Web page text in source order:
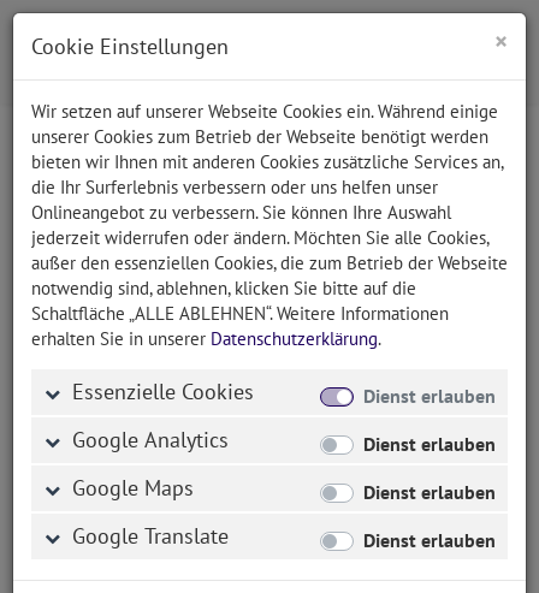
HUK Coburg (seit 2007)
Entwicklung von Sondersoftware
Für das Unternehmen HUK Coburg haben wir diverse
Beriebsabläufe und nötigen Berechnungen,
individuell konzipiert und programmiert.
Folgende Rechner wurden für die HUK-Coburg
Cookie Einstellungen ×
Wir setzen auf unserer Webseite Cookies ein. Während einige
unserer Cookies zum Betrieb der Webseite benötigt werden
bieten wir Ihnen mit anderen Cookies zusätzliche Services an,
die Ihr Surferlebnis verbessern oder uns helfen unser
Onlineangebot zu verbessern. Sie können Ihre Auswahl
jederzeit widerrufen oder ändern. Möchten Sie alle Cookies,
außer den essenziellen Cookies, die zum Betrieb der Webseite
notwendig sind, ablehnen, klicken Sie bitte auf die
Schaltfläche „ALLE ABLEHNEN“. Weitere Informationen
erhalten Sie in unserer Datenschutzerklärung.
Essenzielle Cookies Dienst erlauben
Google Analytics Dienst erlauben
Google Maps Dienst erlauben
Google Translate Dienst erlauben